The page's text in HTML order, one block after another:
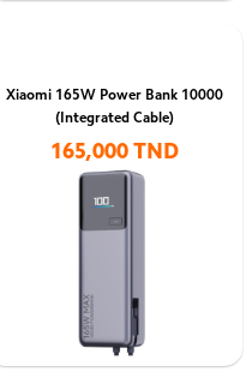
Xiaomi 165W Power Bank 10000
(Integrated Cable)
165,000 TND